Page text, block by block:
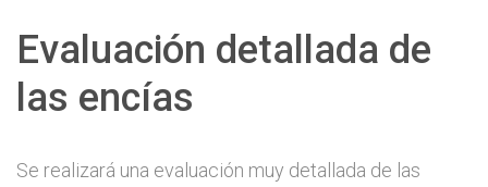
Evaluación detallada de
las encías
Se realizará una evaluación muy detallada de las